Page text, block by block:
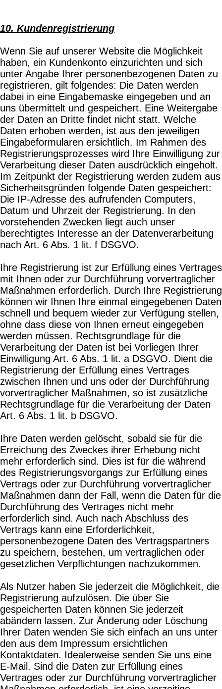
10. Kundenregistrierung
Wenn Sie auf unserer Website die Möglichkeit
haben, ein Kundenkonto einzurichten und sich
unter Angabe Ihrer personenbezogenen Daten zu
registrieren, gilt folgendes: Die Daten werden
dabei in eine Eingabemaske eingegeben und an
uns übermittelt und gespeichert. Eine Weitergabe
der Daten an Dritte findet nicht statt. Welche
Daten erhoben werden, ist aus den jeweiligen
Eingabeformularen ersichtlich. Im Rahmen des
Registrierungsprozesses wird Ihre Einwilligung zur
Verarbeitung dieser Daten ausdrücklich eingeholt.
Im Zeitpunkt der Registrierung werden zudem aus
Sicherheitsgründen folgende Daten gespeichert:
Die IP-Adresse des aufrufenden Computers,
Datum und Uhrzeit der Registrierung. In den
vorstehenden Zwecken liegt auch unser
berechtigtes Interesse an der Datenverarbeitung
nach Art. 6 Abs. 1 lit. f DSGVO.
Ihre Registrierung ist zur Erfüllung eines Vertrages
mit Ihnen oder zur Durchführung vorvertraglicher
Maßnahmen erforderlich. Durch Ihre Registrierung
können wir Ihnen Ihre einmal eingegebenen Daten
schnell und bequem wieder zur Verfügung stellen,
ohne dass diese von Ihnen erneut eingegeben
werden müssen. Rechtsgrundlage für die
Verarbeitung der Daten ist bei Vorliegen Ihrer
Einwilligung Art. 6 Abs. 1 lit. a DSGVO. Dient die
Registrierung der Erfüllung eines Vertrages
zwischen Ihnen und uns oder der Durchführung
vorvertraglicher Maßnahmen, so ist zusätzliche
Rechtsgrundlage für die Verarbeitung der Daten
Art. 6 Abs. 1 lit. b DSGVO.
Ihre Daten werden gelöscht, sobald sie für die
Erreichung des Zweckes ihrer Erhebung nicht
mehr erforderlich sind. Dies ist für die während
des Registrierungsvorgangs zur Erfüllung eines
Vertrags oder zur Durchführung vorvertraglicher
Maßnahmen dann der Fall, wenn die Daten für die
Durchführung des Vertrages nicht mehr
erforderlich sind. Auch nach Abschluss des
Vertrags kann eine Erforderlichkeit,
personenbezogene Daten des Vertragspartners
zu speichern, bestehen, um vertraglichen oder
gesetzlichen Verpflichtungen nachzukommen.
Als Nutzer haben Sie jederzeit die Möglichkeit, die
Registrierung aufzulösen. Die über Sie
gespeicherten Daten können Sie jederzeit
abändern lassen. Zur Änderung oder Löschung
Ihrer Daten wenden Sie sich einfach an uns unter
den aus dem Impressum ersichtlichen
Kontaktdaten. Idealerweise senden Sie uns eine
E-Mail. Sind die Daten zur Erfüllung eines
Vertrages oder zur Durchführung vorvertraglicher